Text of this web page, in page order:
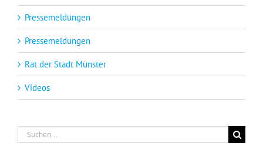
Pressemeldungen
Pressemeldungen
Rat der Stadt Münster
Videos
Suche